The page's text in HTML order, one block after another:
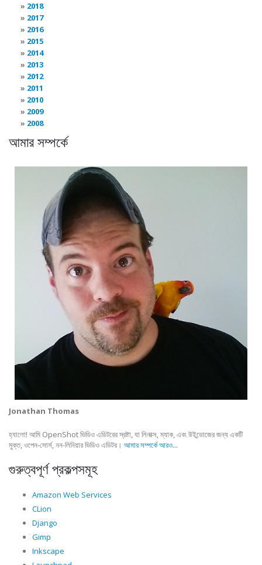
2018
2017
2016
2015
2014
2013
2012
2011
2010
2009
2008
আমার সম্পর্কে
Jonathan Thomas
হ্যালো! আমি OpenShot ভিডিও এডিটরের স্রষ্টা, যা লিনাক্স, ম্যাক, এবং উইন্ডোজের জন্য একটি
মুক্ত, ওপেন-সোর্স, নন-লিনিয়ার ভিডিও এডিটর। আমার সম্পর্কে আরও...
গুরুত্বপূর্ণ প্রকল্পসমূহ
Amazon Web Services
CLion
Django
Gimp
Inkscape